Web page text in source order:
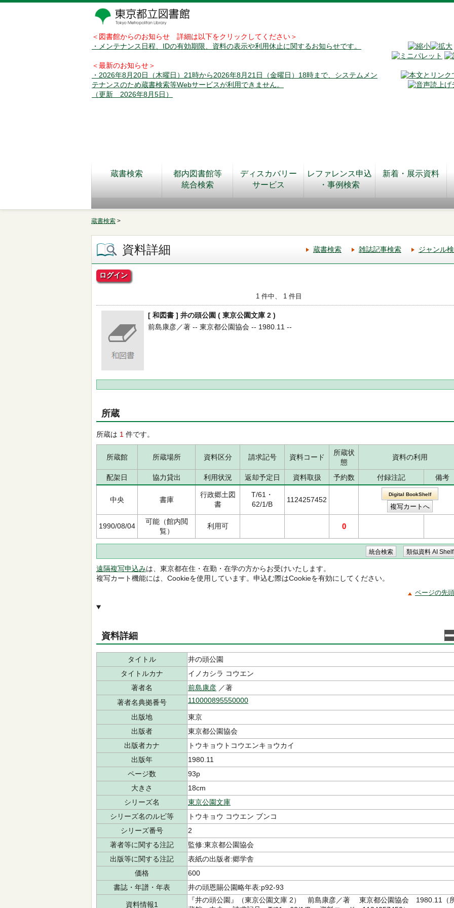
＜図書館からのお知らせ 詳細は以下をクリックしてください＞
・メンテナンス日程、IDの有効期限、資料の表示や利用休止に関するお知らせです。
＜最新のお知らせ＞
・2026年8月20日（木曜日）21時から2026年8月21日（金曜日）18時まで、システムメン
テナンスのため蔵書検索等Webサービスが利用できません。
（更新 2026年8月5日）
蔵書検索
都内図書館等
統合検索
ディスカバリー
サービス
レファレンス申込
・事例検索
新着・展示資料
蔵書検索 >
資料詳細 蔵書検索 雑誌記事検索 ジャンル
ログイン
1 件中、 1 件目
[ 和図書 ] 井の頭公園 ( 東京公園文庫 2 )
前島康彦／著 -- 東京都公園協会 -- 1980.11 --
所蔵
所蔵は 1 件です。
所蔵館 所蔵場所 資料区分 請求記号 資料コード
所蔵状
態
資料の利用
配架日 協力貸出 利用状況 返却予定日 資料取扱 予約数 付録注記 備考
中央 書庫
行政郷土図
書
T/61・
62/1/B
1124257452
Digital BookShelf
1990/08/04
可能（館内閲
覧）
利用可 0
遠隔複写申込みは、東京都在住・在勤・在学の方からお受けいたします。
複写カート機能には、Cookieを使用しています。申込む際はCookieを有効にしてください。
ページの先
資料詳細
タイトル
井の頭公園
タイトルカナ
イノカシラ コウエン
著者名
前島康彦 ／著
著者名典拠番号
110000895550000
出版地
東京
出版者
東京都公園協会
出版者カナ
トウキョウトコウエンキョウカイ
出版年
1980.11
ページ数
93p
大きさ
18cm
シリーズ名
東京公園文庫
シリーズ名のルビ等
トウキョウ コウエン ブンコ
シリーズ番号
2
著者等に関する注記
監修:東京都公園協会
出版等に関する注記
表紙の出版者:郷学舎
価格
600
書誌・年譜・年表
井の頭恩賜公園略年表:p92-93
資料情報1
『井の頭公園』（東京公園文庫 2） 前島康彦／著 東京都公園協会 1980.11（